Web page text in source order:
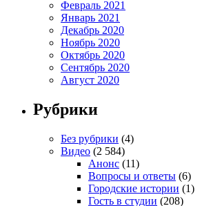
Февраль 2021
Январь 2021
Декабрь 2020
Ноябрь 2020
Октябрь 2020
Сентябрь 2020
Август 2020
Рубрики
Без рубрики (4)
Видео (2 584)
Анонс (11)
Вопросы и ответы (6)
Городские истории (1)
Гость в студии (208)